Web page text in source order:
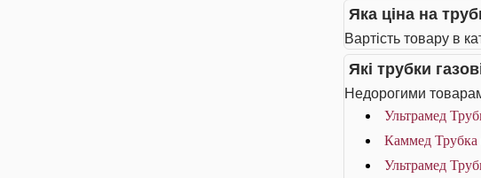
Яка ціна на
Вартість товару в
Які трубки
Недорогими
Ультрамед
Каммед Трубка
Ультрамед